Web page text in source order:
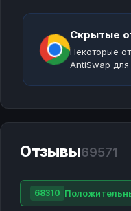
Скрытые
Некоторые
AntiSwap
Отзывы69571
68310